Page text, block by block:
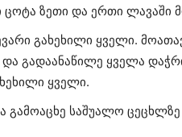
ზეთი და ერთი ლავაში
გახეხილი ყველი.
გადაანაწილე ყველა
ყველი.
გამოაცხე საშუალო